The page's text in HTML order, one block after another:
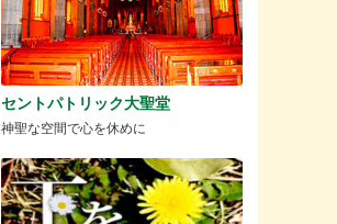
セントパトリック大聖堂
神聖な空間で心を休めに